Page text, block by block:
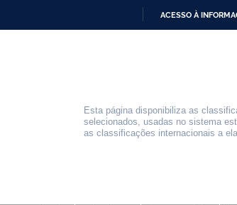
ACESSO À
Esta página disponibiliza as
selecionados, usadas no sistema
as classificações internacionais a